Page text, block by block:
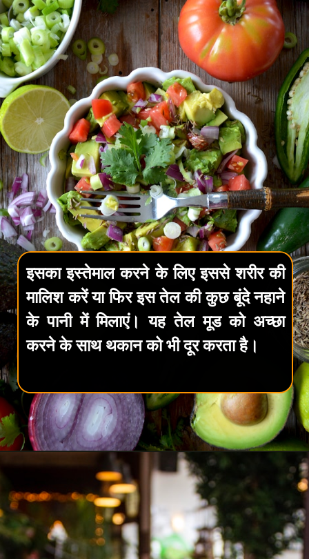
इसका इस्तेमाल करने के लिए इससे शरीर की
मालिश करें या फिर इस तेल की कुछ बूंदे नहाने
के पानी में मिलाएं। यह तेल मूड को अच्छा
करने के साथ थकान को भी दूर करता है।